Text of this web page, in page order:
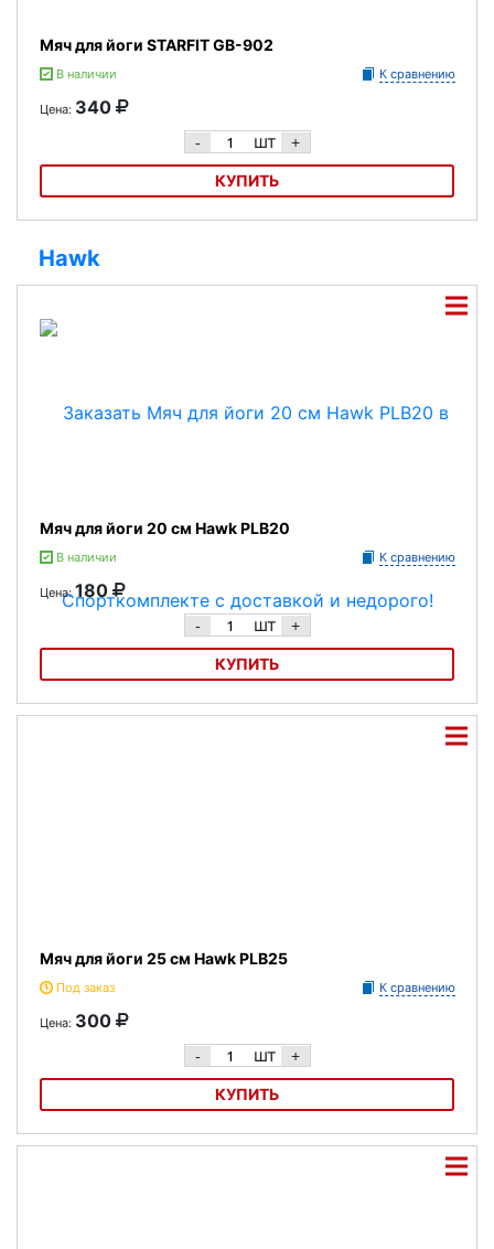
Мяч для йоги STARFIT GB-902
В наличии К сравнению
Цена: 340
- шт +
КУПИТЬ
Hawk
Мяч для йоги 20 см Hawk PLB20
В наличии К сравнению
Цена:180
- шт +
КУПИТЬ
Мяч для йоги 20 см Hawk PLB20
Мяч для йоги 25 см Hawk PLB25
Под заказ К сравнению
Цена: 300
- шт +
КУПИТЬ
Мяч для йоги 25 см Hawk PLB25